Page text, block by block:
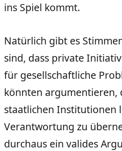
ins Spiel kommt.
Natürlich gibt es
sind, dass private
für gesellschaftliche
könnten argumentieren,
staatlichen Institutionen
Verantwortung zu
durchaus ein valides